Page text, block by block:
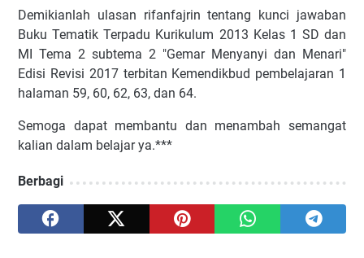
Demikianlah ulasan rifanfajrin tentang kunci jawaban
Buku Tematik Terpadu Kurikulum 2013 Kelas 1 SD dan
MI Tema 2 subtema 2 "Gemar Menyanyi dan Menari"
Edisi Revisi 2017 terbitan Kemendikbud pembelajaran 1
halaman 59, 60, 62, 63, dan 64.
Semoga dapat membantu dan menambah semangat
kalian dalam belajar ya.***
Berbagi